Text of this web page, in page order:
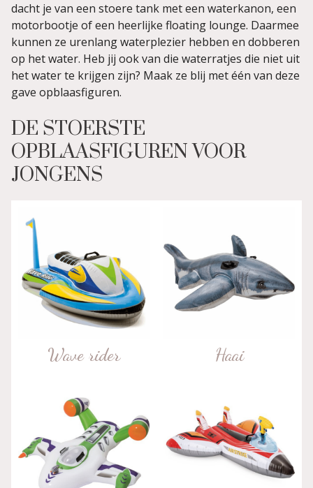
dacht je van een stoere tank met een waterkanon, een
motorbootje of een heerlijke floating lounge. Daarmee
kunnen ze urenlang waterplezier hebben en dobberen
op het water. Heb jij ook van die waterratjes die niet uit
het water te krijgen zijn? Maak ze blij met één van deze
gave opblaasfiguren.
DE STOERSTE
OPBLAASFIGUREN VOOR
JONGENS
Wave rider Haai